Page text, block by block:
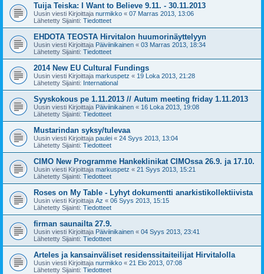
Tuija Teiska: I Want to Believe 9.11. - 30.11.2013
Uusin viesti Kirjoittaja nurmikko « 07 Marras 2013, 13:06
Lähetetty Sijainti: Tiedotteet
EHDOTA TEOSTA Hirvitalon huumorinäyttelyyn
Uusin viesti Kirjoittaja Päiviinikainen « 03 Marras 2013, 18:34
Lähetetty Sijainti: Tiedotteet
2014 New EU Cultural Fundings
Uusin viesti Kirjoittaja markuspetz « 19 Loka 2013, 21:28
Lähetetty Sijainti: International
Syyskokous pe 1.11.2013 // Autum meeting friday 1.11.2013
Uusin viesti Kirjoittaja Päiviinikainen « 16 Loka 2013, 19:08
Lähetetty Sijainti: Tiedotteet
Mustarindan syksy/tulevaa
Uusin viesti Kirjoittaja paulei « 24 Syys 2013, 13:04
Lähetetty Sijainti: Tiedotteet
CIMO New Programme Hankeklinikat CIMOssa 26.9. ja 17.10.
Uusin viesti Kirjoittaja markuspetz « 21 Syys 2013, 15:21
Lähetetty Sijainti: Tiedotteet
Roses on My Table - Lyhyt dokumentti anarkistikollektiivista
Uusin viesti Kirjoittaja Az « 06 Syys 2013, 15:15
Lähetetty Sijainti: Tiedotteet
firman saunailta 27.9.
Uusin viesti Kirjoittaja Päiviinikainen « 04 Syys 2013, 23:41
Lähetetty Sijainti: Tiedotteet
Arteles ja kansainväliset residenssitaiteilijat Hirvitalolla
Uusin viesti Kirjoittaja nurmikko « 21 Elo 2013, 07:08
Lähetetty Sijainti: Tiedotteet